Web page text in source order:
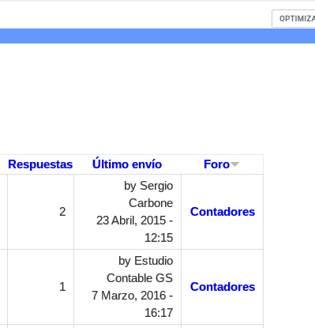
Respuestas Último envío Foro
2
by Sergio
Carbone
23 Abril, 2015 -
12:15
Contadores
1
by Estudio
Contable GS
7 Marzo, 2016 -
16:17
Contadores